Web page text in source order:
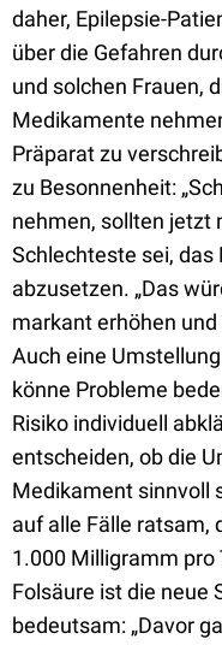
daher, Epilepsie-
über die Gefahren
und solchen Frauen,
Medikamente
Präparat zu
zu Besonnenheit:
nehmen, sollten jetzt
Schlechteste sei,
abzusetzen. „Das
markant erhöhen
Auch eine
könne Probleme
Risiko individuell
entscheiden, ob die
Medikament sinnvoll
auf alle Fälle ratsam,
1.000 Milligramm pro
Folsäure ist die neue
bedeutsam: „Davor